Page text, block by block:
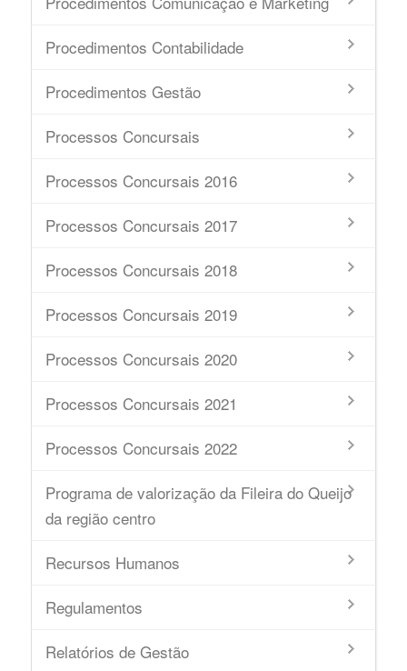
Procedimentos Contabilidade
Procedimentos Gestão
Processos Concursais
Processos Concursais 2016
Processos Concursais 2017
Processos Concursais 2018
Processos Concursais 2019
Processos Concursais 2020
Processos Concursais 2021
Processos Concursais 2022
Programa de valorização da Fileira do Queijo
da região centro
Recursos Humanos
Regulamentos
Relatórios de Gestão